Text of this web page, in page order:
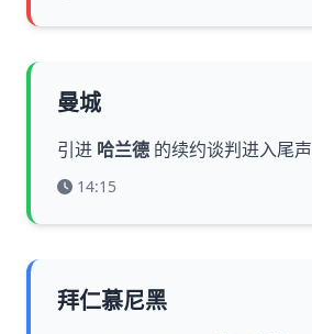
曼城
引进 哈兰德 的续约谈判进入尾声
14:15
拜仁慕尼黑